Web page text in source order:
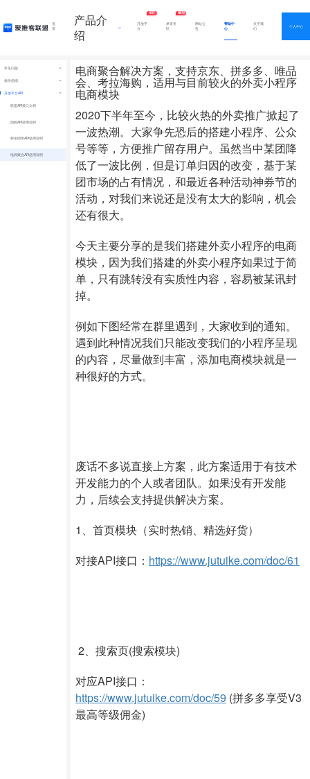
首
页
产品介
绍
HOT
开放平
台
NEW
单页专
区
网站公
告
帮助中
心
关于我
们
个人中心
常见问题
注册与登录
查看业绩
操作指南
取链推广
设置公众号
开放平台API
联盟API接口文档
团购API使用说明
秒杀团单API使用说明
电商聚合API使用说明
电商聚合解决方案，支持京东、拼多多、唯品
会、考拉海购，适用与目前较火的外卖小程序
电商模块
2020下半年至今，比较火热的外卖推广掀起了
一波热潮。大家争先恐后的搭建小程序、公众
号等等，方便推广留存用户。虽然当中某团降
低了一波比例，但是订单归因的改变，基于某
团市场的占有情况，和最近各种活动神券节的
活动，对我们来说还是没有太大的影响，机会
还有很大。
今天主要分享的是我们搭建外卖小程序的电商
模块，因为我们搭建的外卖小程序如果过于简
单，只有跳转没有实质性内容，容易被某讯封
掉。
例如下图经常在群里遇到，大家收到的通知。
遇到此种情况我们只能改变我们的小程序呈现
的内容，尽量做到丰富，添加电商模块就是一
种很好的方式。
废话不多说直接上方案，此方案适用于有技术
开发能力的个人或者团队。如果没有开发能
力，后续会支持提供解决方案。
1、首页模块（实时热销、精选好货）
对接API接口： https://www.jutuike.com/doc/61
2、搜索页(搜索模块)
对应API接口：
https://www.jutuike.com/doc/59 (拼多多享受V3
最高等级佣金)